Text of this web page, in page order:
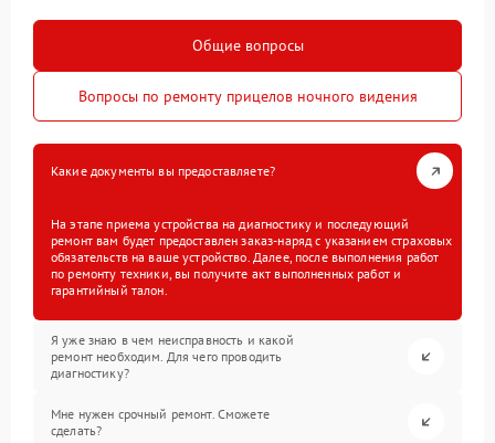
Общие вопросы
Вопросы по ремонту прицелов ночного видения
Какие документы вы предоставляете?
На этапе приема устройства на диагностику и последующий
ремонт вам будет предоставлен заказ-наряд с указанием страховых
обязательств на ваше устройство. Далее, после выполнения работ
по ремонту техники, вы получите акт выполненных работ и
гарантийный талон.
Я уже знаю в чем неисправность и какой
ремонт необходим. Для чего проводить
диагностику?
Мне нужен срочный ремонт. Сможете
сделать?